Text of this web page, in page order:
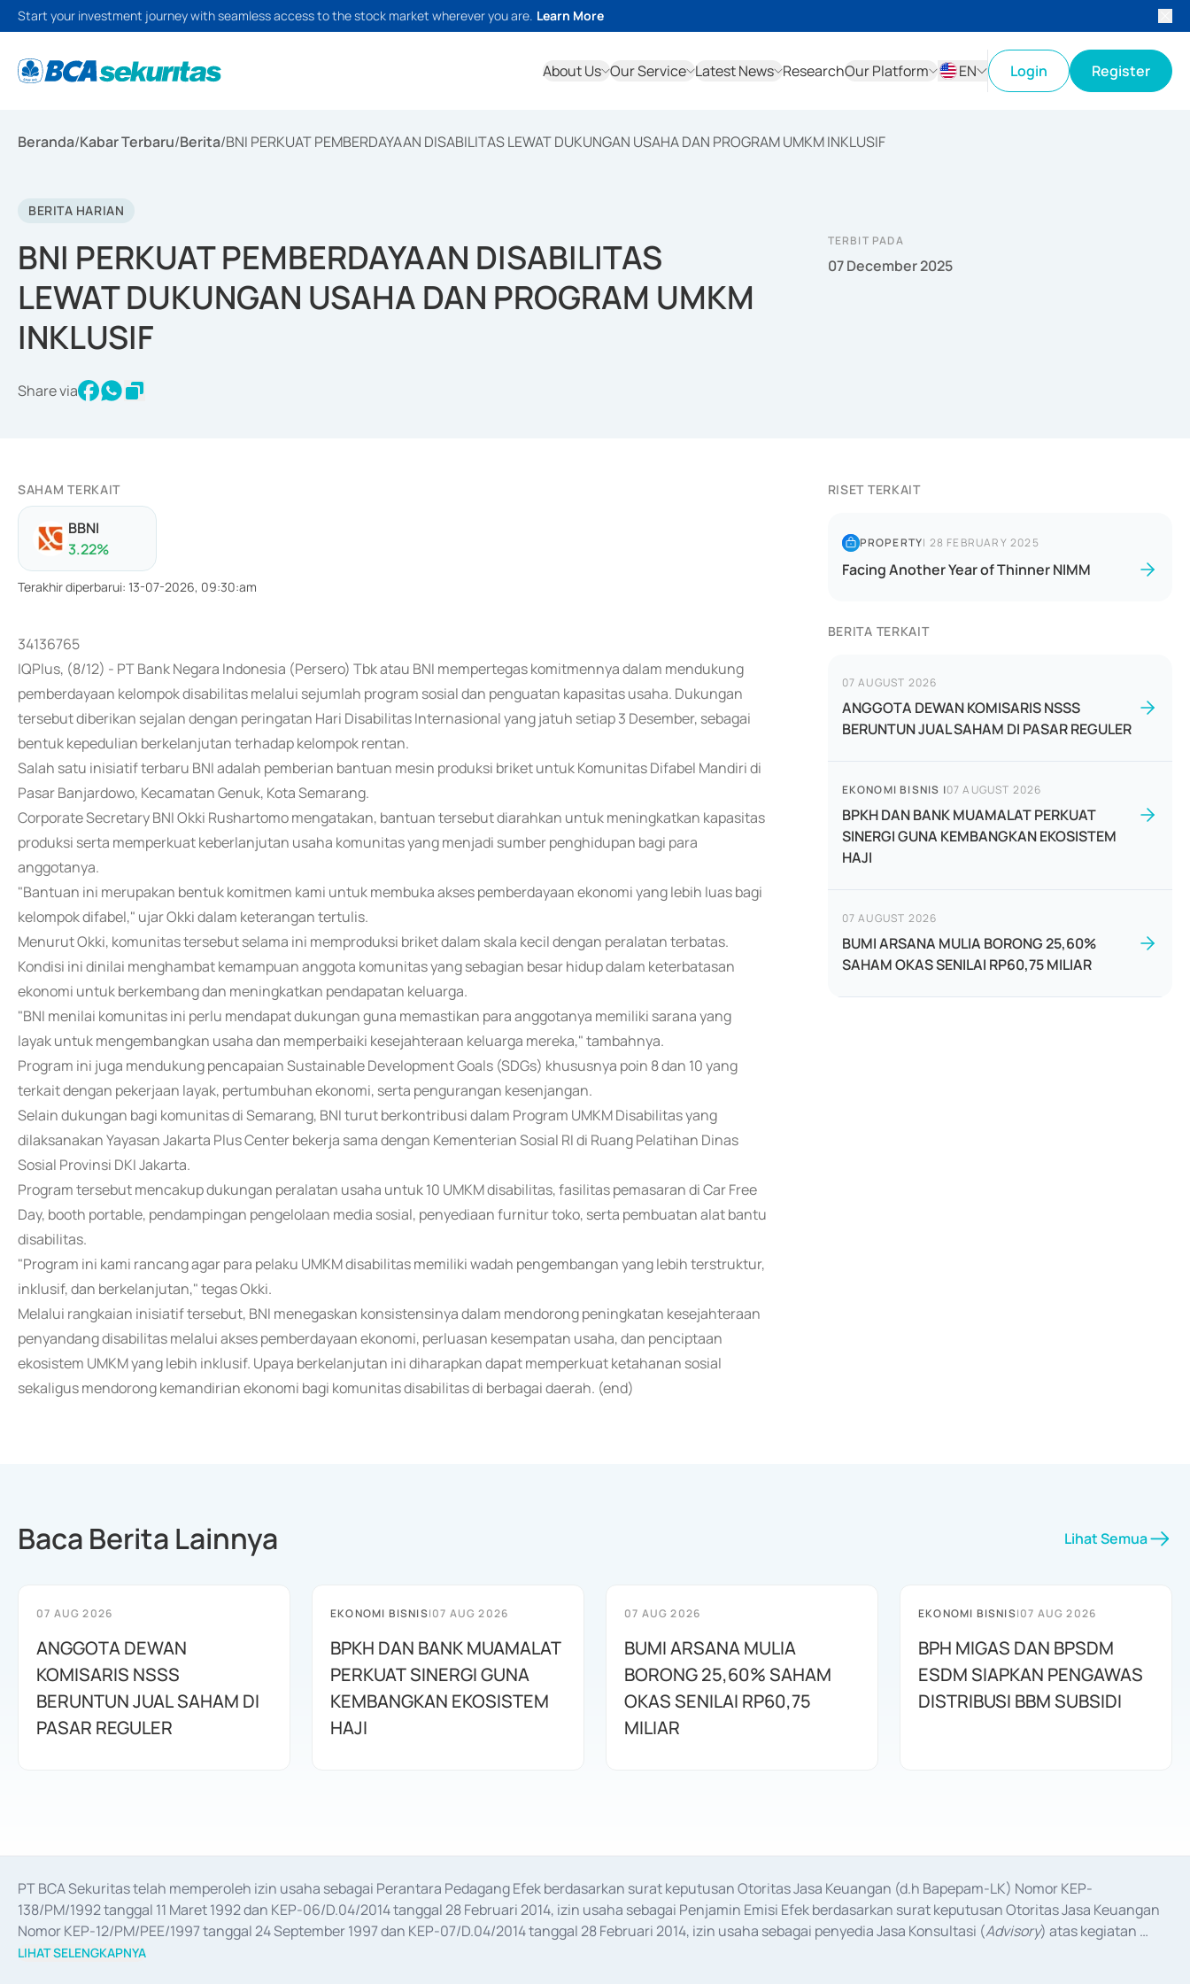
Start your investment journey with seamless access to the stock market wherever you are. Learn More
About Us Our Service Latest News ResearchOur Platform
EN
Login Register
Beranda/Kabar Terbaru/Berita/BNI PERKUAT PEMBERDAYAAN DISABILITAS LEWAT DUKUNGAN USAHA DAN PROGRAM UMKM INKLUSIF
BERITA HARIAN
BNI PERKUAT PEMBERDAYAAN DISABILITAS
LEWAT DUKUNGAN USAHA DAN PROGRAM UMKM
INKLUSIF
Share via
TERBIT PADA
07 December 2025
SAHAM TERKAIT
BBNI
3.22%
Terakhir diperbarui: 13-07-2026, 09:30:am
34136765
IQPlus, (8/12) - PT Bank Negara Indonesia (Persero) Tbk atau BNI mempertegas komitmennya dalam mendukung
pemberdayaan kelompok disabilitas melalui sejumlah program sosial dan penguatan kapasitas usaha. Dukungan
tersebut diberikan sejalan dengan peringatan Hari Disabilitas Internasional yang jatuh setiap 3 Desember, sebagai
bentuk kepedulian berkelanjutan terhadap kelompok rentan.
Salah satu inisiatif terbaru BNI adalah pemberian bantuan mesin produksi briket untuk Komunitas Difabel Mandiri di
Pasar Banjardowo, Kecamatan Genuk, Kota Semarang.
Corporate Secretary BNI Okki Rushartomo mengatakan, bantuan tersebut diarahkan untuk meningkatkan kapasitas
produksi serta memperkuat keberlanjutan usaha komunitas yang menjadi sumber penghidupan bagi para
anggotanya.
"Bantuan ini merupakan bentuk komitmen kami untuk membuka akses pemberdayaan ekonomi yang lebih luas bagi
kelompok difabel," ujar Okki dalam keterangan tertulis.
Menurut Okki, komunitas tersebut selama ini memproduksi briket dalam skala kecil dengan peralatan terbatas.
Kondisi ini dinilai menghambat kemampuan anggota komunitas yang sebagian besar hidup dalam keterbatasan
ekonomi untuk berkembang dan meningkatkan pendapatan keluarga.
"BNI menilai komunitas ini perlu mendapat dukungan guna memastikan para anggotanya memiliki sarana yang
layak untuk mengembangkan usaha dan memperbaiki kesejahteraan keluarga mereka," tambahnya.
Program ini juga mendukung pencapaian Sustainable Development Goals (SDGs) khususnya poin 8 dan 10 yang
terkait dengan pekerjaan layak, pertumbuhan ekonomi, serta pengurangan kesenjangan.
Selain dukungan bagi komunitas di Semarang, BNI turut berkontribusi dalam Program UMKM Disabilitas yang
dilaksanakan Yayasan Jakarta Plus Center bekerja sama dengan Kementerian Sosial RI di Ruang Pelatihan Dinas
Sosial Provinsi DKI Jakarta.
Program tersebut mencakup dukungan peralatan usaha untuk 10 UMKM disabilitas, fasilitas pemasaran di Car Free
Day, booth portable, pendampingan pengelolaan media sosial, penyediaan furnitur toko, serta pembuatan alat bantu
disabilitas.
"Program ini kami rancang agar para pelaku UMKM disabilitas memiliki wadah pengembangan yang lebih terstruktur,
inklusif, dan berkelanjutan," tegas Okki.
Melalui rangkaian inisiatif tersebut, BNI menegaskan konsistensinya dalam mendorong peningkatan kesejahteraan
penyandang disabilitas melalui akses pemberdayaan ekonomi, perluasan kesempatan usaha, dan penciptaan
ekosistem UMKM yang lebih inklusif. Upaya berkelanjutan ini diharapkan dapat memperkuat ketahanan sosial
sekaligus mendorong kemandirian ekonomi bagi komunitas disabilitas di berbagai daerah. (end)
RISET TERKAIT
PROPERTY| 28 FEBRUARY 2025
Facing Another Year of Thinner NIMM
BERITA TERKAIT
07 AUGUST 2026
ANGGOTA DEWAN KOMISARIS NSSS
BERUNTUN JUAL SAHAM DI PASAR REGULER
EKONOMI BISNIS |07 AUGUST 2026
BPKH DAN BANK MUAMALAT PERKUAT
SINERGI GUNA KEMBANGKAN EKOSISTEM
HAJI
07 AUGUST 2026
BUMI ARSANA MULIA BORONG 25,60%
SAHAM OKAS SENILAI RP60,75 MILIAR
Baca Berita Lainnya Lihat Semua
07 AUG 2026
ANGGOTA DEWAN
KOMISARIS NSSS
BERUNTUN JUAL SAHAM DI
PASAR REGULER
EKONOMI BISNIS|07 AUG 2026
BPKH DAN BANK MUAMALAT
PERKUAT SINERGI GUNA
KEMBANGKAN EKOSISTEM
HAJI
07 AUG 2026
BUMI ARSANA MULIA
BORONG 25,60% SAHAM
OKAS SENILAI RP60,75
MILIAR
EKONOMI BISNIS|07 AUG 2026
BPH MIGAS DAN BPSDM
ESDM SIAPKAN PENGAWAS
DISTRIBUSI BBM SUBSIDI
PT BCA Sekuritas telah memperoleh izin usaha sebagai Perantara Pedagang Efek berdasarkan surat keputusan Otoritas Jasa Keuangan (d.h Bapepam-LK) Nomor KEP-
138/PM/1992 tanggal 11 Maret 1992 dan KEP-06/D.04/2014 tanggal 28 Februari 2014, izin usaha sebagai Penjamin Emisi Efek berdasarkan surat keputusan Otoritas Jasa Keuangan
Nomor KEP-12/PM/PEE/1997 tanggal 24 September 1997 dan KEP-07/D.04/2014 tanggal 28 Februari 2014, izin usaha sebagai penyedia Jasa Konsultasi (Advisory) atas kegiatan
merger, akuisisi, divestasi, dan
LIHAT SELENGKAPNYA